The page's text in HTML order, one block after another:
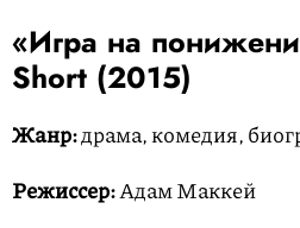
«Игра на
Short (2015)
Жанр:драма, комедия,
Режиссер:Адам Маккей